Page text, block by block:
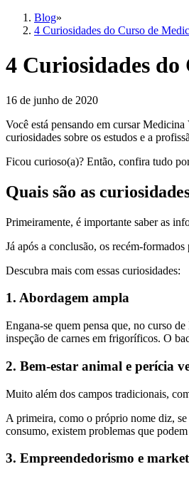
Blog»
4 Curiosidades do Curso de
4 Curiosidades
16 de junho de 2020
Você está pensando em cursar
curiosidades sobre os estudos e a
Ficou curioso(a)? Então, confira tudo
Quais são as
Primeiramente, é importante saber as
Já após a conclusão, os recém-
Descubra mais com essas curiosidades:
1. Abordagem ampla
Engana-se quem pensa que, no curso
inspeção de carnes em frigoríficos. O
2. Bem-estar animal e perícia
Muito além dos campos tradicionais,
A primeira, como o próprio nome diz, se
consumo, existem problemas que
3. Empreendedorismo e